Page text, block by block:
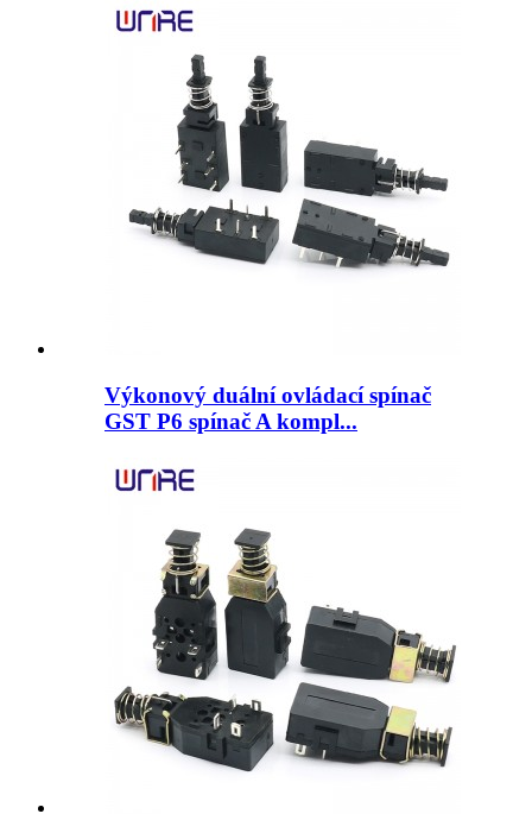
Výkonový duální ovládací spínač
GST P6 spínač A kompl...